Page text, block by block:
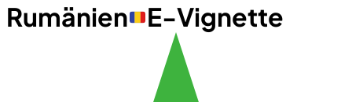
Rumänien E-Vignette